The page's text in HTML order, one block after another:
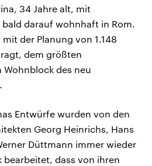
34 Jahre alt, mit
bald darauf wohnhaft in Rom.
der Planung von 1.148
dem größten
des neu
Entwürfe wurden von den
Georg Heinrichs, Hans
Düttmann immer wieder
dass von ihren